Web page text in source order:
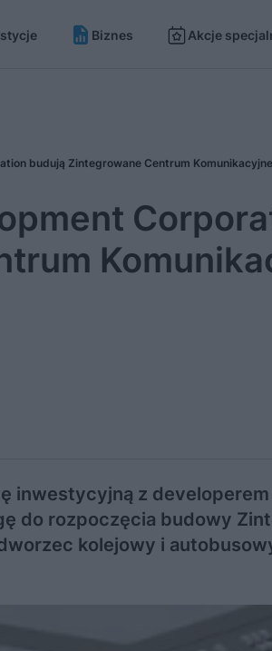
Biznes Akcje
budują Zintegrowane Centrum
inwestycyjną z
do rozpoczęcia budowy
kolejowy i